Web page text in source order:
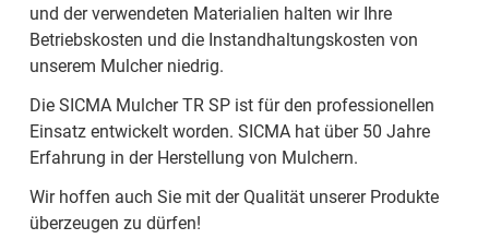
und der verwendeten Materialien halten wir Ihre
Betriebskosten und die Instandhaltungskosten von
unserem Mulcher niedrig.
Die SICMA Mulcher TR SP ist für den professionellen
Einsatz entwickelt worden. SICMA hat über 50 Jahre
Erfahrung in der Herstellung von Mulchern.
Wir hoffen auch Sie mit der Qualität unserer Produkte
überzeugen zu dürfen!